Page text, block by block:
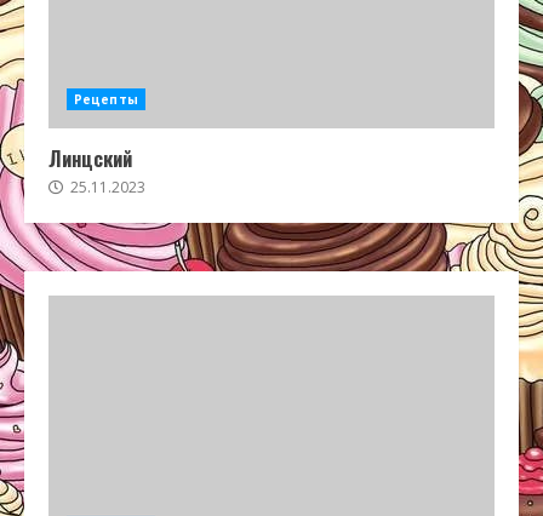
Рецепты
Линцский
25.11.2023